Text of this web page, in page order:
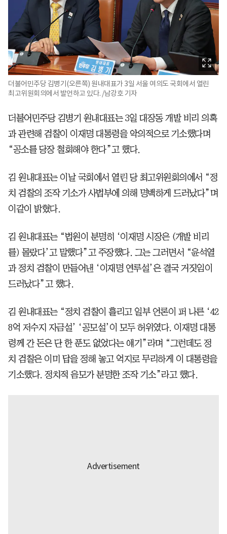
더불어민주당 김병기(오른쪽) 원내대표가 3일 서울 여의도 국회에서 열린
최고위원회의에서 발언하고 있다. /남강호 기자
더불어민주당 김병기 원내대표는 3일 대장동 개발 비리 의혹
과 관련해 검찰이 이재명 대통령을 악의적으로 기소했다며
“공소를 당장 철회해야 한다”고 했다.
김 원내대표는 이날 국회에서 열린 당 최고위원회의에서 “정
치 검찰의 조작 기소가 사법부에 의해 명백하게 드러났다”며
이같이 밝혔다.
김 원내대표는 “법원이 분명히 ‘이재명 시장은 (개발 비리
를) 몰랐다’고 말했다”고 주장했다. 그는 그러면서 “윤석열
과 정치 검찰이 만들어낸 ‘이재명 연루설’은 결국 거짓임이
드러났다”고 했다.
김 원내대표는 “정치 검찰이 흘리고 일부 언론이 퍼 나른 ‘42
8억 저수지 자금설’ ‘공모설’이 모두 허위였다. 이재명 대통
령께 간 돈은 단 한 푼도 없었다는 얘기”라며 “그런데도 정
치 검찰은 이미 답을 정해 놓고 억지로 무리하게 이 대통령을
기소했다. 정치적 음모가 분명한 조작 기소”라고 했다.